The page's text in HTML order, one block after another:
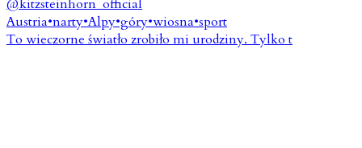
To wieczorne światło zrobiło mi urodziny. Tylko t